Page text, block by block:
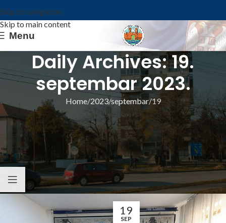
Skip to navigation
Skip to main content
Menu
Daily Archives: 19.
septembar 2023.
Home 2023 septembar 19
ИЗ ОПШТИНЕ
КОВИН У НОВОМ ПРОЈЕКТУ ЗА
СОЦИЈАЛНУ ИНКЛУЗИЈУ РОМА И
ДРУГИХ ОСЕТЉИВИХ ГРУПА –
АКTИВНОСТИ У ПЕРИОДУ 2023-2026.
Општина Ковин
19
SEP